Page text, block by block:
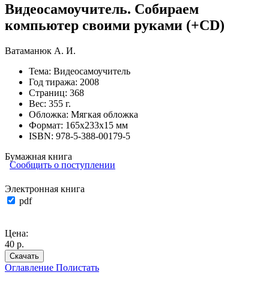
Видеосамоучитель. Собираем
компьютер своими руками (+CD)
Ватаманюк А. И.
Тема: Видеосамоучитель
Год тиража: 2008
Страниц: 368
Вес: 355 г.
Обложка: Мягкая обложка
Формат: 165х233х15 мм
ISBN: 978-5-388-00179-5
Бумажная книга
Сообщить о поступлении
Электронная книга
pdf
Цена:
40 р.
Скачать
Оглавление Полистать